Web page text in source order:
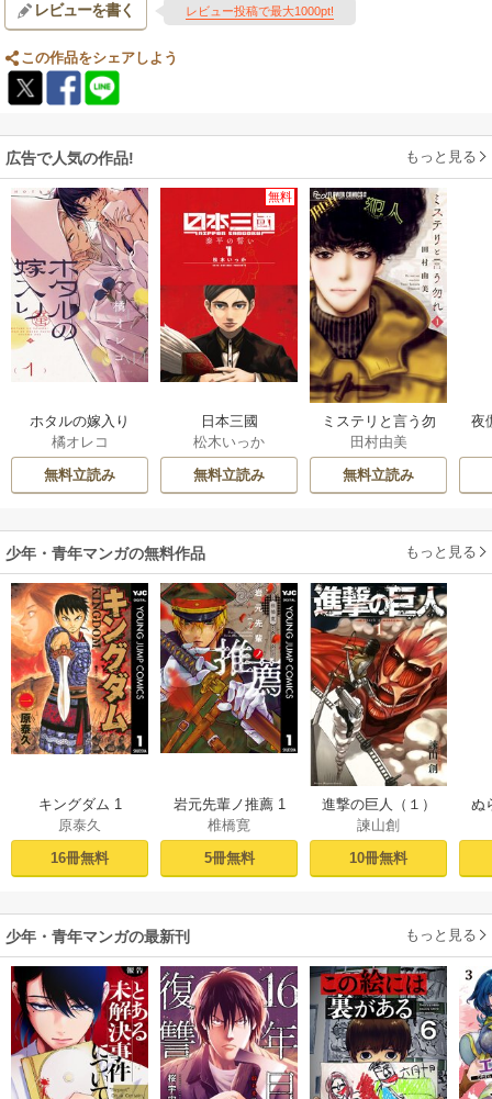
レビューを書く レビュー投稿で最大1000pt!
この作品をシェアしよう
広告で人気の作品! もっと見る
ホタルの嫁入り
橘オレコ
無料立読み
無料
日本三國
松木いっか
無料立読み
ミステリと言う勿
れ
田村由美
無料立読み
夜
少年・青年マンガの無料作品 もっと見る
キングダム 1
原泰久
16冊無料
岩元先輩ノ推薦 1
椎橋寛
5冊無料
進撃の巨人（１）
諫山創
10冊無料
ぬ
少年・青年マンガの最新刊 もっと見る